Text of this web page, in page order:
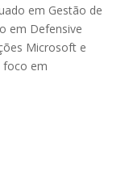
em Gestão de
em Defensive
Microsoft e
foco em